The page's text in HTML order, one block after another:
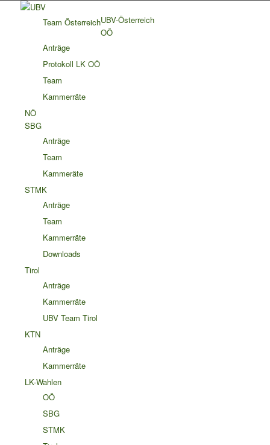
UBV-Österreich
Team Österreich
OÖ
Anträge
Protokoll LK OÖ
Team
Kammerräte
NÖ
SBG
Anträge
Team
Kammeräte
STMK
Anträge
Team
Kammerräte
Downloads
Tirol
Anträge
Kammerräte
UBV Team Tirol
KTN
Anträge
Kammerräte
LK-Wahlen
OÖ
SBG
STMK